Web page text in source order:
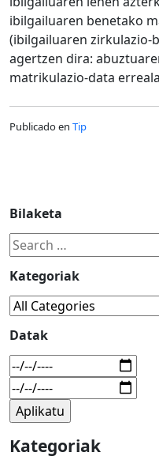
ibilgailuaren benetako
(ibilgailuaren zirkulazio-
agertzen dira:
matrikulazio-data
Publicado en Tip
Bilaketa
Kategoriak
Datak
Kategoriak